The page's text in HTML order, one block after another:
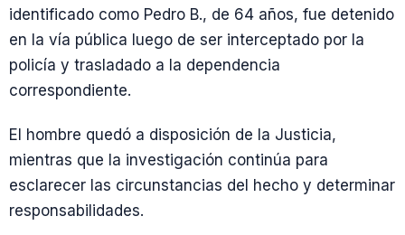
identificado como Pedro B., de 64 años, fue detenido
en la vía pública luego de ser interceptado por la
policía y trasladado a la dependencia
correspondiente.
El hombre quedó a disposición de la Justicia,
mientras que la investigación continúa para
esclarecer las circunstancias del hecho y determinar
responsabilidades.